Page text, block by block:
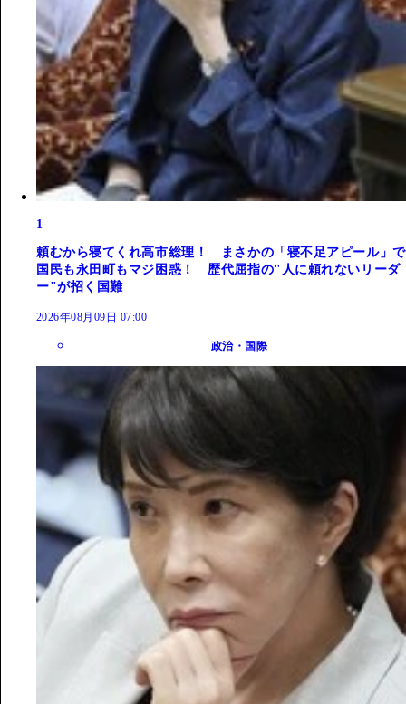
1
頼むから寝てくれ高市総理！ まさかの「寝不足アピール」で
国民も永田町もマジ困惑！ 歴代屈指の"人に頼れないリーダ
ー"が招く国難
2026年08月09日 07:00
政治・国際